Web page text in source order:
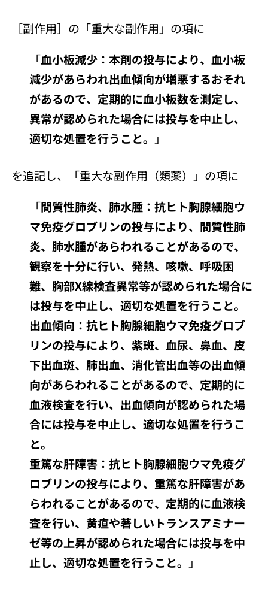
［副作用］の「重大な副作用」の項に
「血小板減少：本剤の投与により、血小板
減少があらわれ出血傾向が増悪するおそれ
があるので、定期的に血小板数を測定し、
異常が認められた場合には投与を中止し、
適切な処置を行うこと。
」
を追記し、「重大な副作用（類薬）」の項に
「間質性肺炎、肺水腫：抗ヒト胸腺細胞ウ
マ免疫グロブリンの投与により、間質性肺
炎、肺水腫があらわれることがあるので、
観察を十分に行い、発熱、咳嗽、呼吸困
難、胸部X線検査異常等が認められた場合に
は投与を中止し、適切な処置を行うこと。
出血傾向：抗ヒト胸腺細胞ウマ免疫グロブ
リンの投与により、紫斑、血尿、鼻血、皮
下出血斑、肺出血、消化管出血等の出血傾
向があらわれることがあるので、定期的に
血液検査を行い、出血傾向が認められた場
合には投与を中止し、適切な処置を行うこ
と。
重篤な肝障害：抗ヒト胸腺細胞ウマ免疫グ
ロブリンの投与により、重篤な肝障害があ
らわれることがあるので、定期的に血液検
査を行い、黄疸や著しいトランスアミナー
ゼ等の上昇が認められた場合には投与を中
止し、適切な処置を行うこと。
」